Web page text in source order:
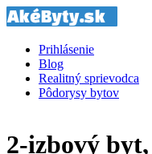
Prihlásenie
Blog
Realitný sprievodca
Pôdorysy bytov
2-izbový